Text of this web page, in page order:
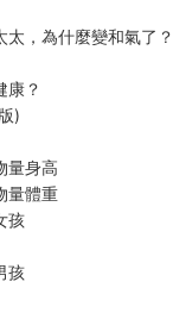
太，為什麼變和氣了？
康？
)
量身高
量體重
孩
孩